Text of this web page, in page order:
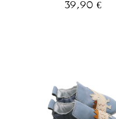
39,90 €